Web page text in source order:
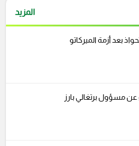
المزيد
بعد أزمة الميركاتو
عن مسؤول برتغالي بارز